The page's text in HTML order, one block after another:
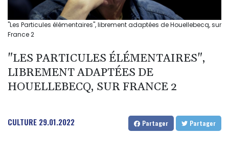
"Les Particules élémentaires", librement adaptées de Houellebecq, sur
France 2
"LES PARTICULES ÉLÉMENTAIRES",
LIBREMENT ADAPTÉES DE
HOUELLEBECQ, SUR FRANCE 2
CULTURE 29.01.2022 Partager Partager